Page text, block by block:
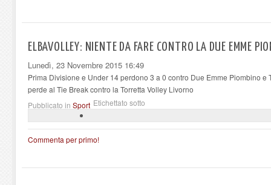
ELBAVOLLEY: NIENTE DA FARE CONTRO LA DUE EMME
Lunedì, 23 Novembre 2015 16:49
Prima Divisione e Under 14 perdono 3 a 0 contro Due Emme Piombino
perde al Tie Break contro la Torretta Volley Livorno
Pubblicato in Sport Etichettato sotto
Commenta per primo!